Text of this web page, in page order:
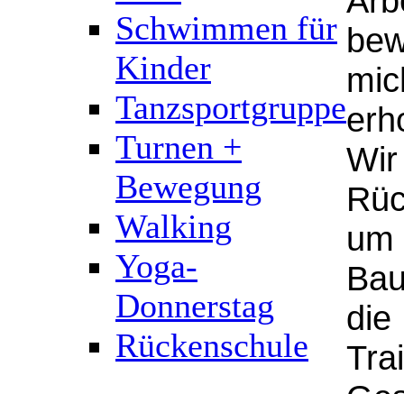
Schwimmen für
Kinder
Tanzsportgruppe
Turnen +
Bewegung
Walking
Yoga-
Donnerstag
Rückenschule
um
die